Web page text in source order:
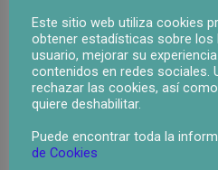
96 394 09 15
Su Nombre
Provincia:
Este sitio web utiliza cookies
obtener estadísticas sobre los
usuario, mejorar su
contenidos en redes sociales.
rechazar las cookies, así
quiere deshabilitar.
Puede encontrar toda la
de Cookies